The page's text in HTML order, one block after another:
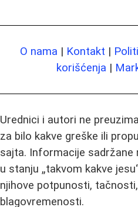
O nama | Kontakt |
korišćenja |
Urednici i autori ne
za bilo kakve greške ili
sajta. Informacije sadržane
u stanju „takvom kakve
njihove potpunosti,
blagovremenosti.